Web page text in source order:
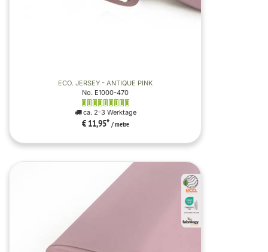
ECO. JERSEY - ANTIQUE PINK
No. E1000-470
ca. 2-3 Werktage
€ 11,95* / metre